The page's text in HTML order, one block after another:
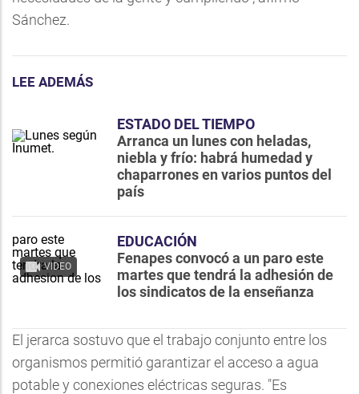
Sánchez.
LEE ADEMÁS
ESTADO DEL TIEMPO
Arranca un lunes con heladas,
niebla y frío: habrá humedad y
chaparrones en varios puntos del
país
VIDEO
EDUCACIÓN
Fenapes convocó a un paro este
martes que tendrá la adhesión de
los sindicatos de la enseñanza
El jerarca sostuvo que el trabajo conjunto entre los
organismos permitió garantizar el acceso a agua
potable y conexiones eléctricas seguras. "Es